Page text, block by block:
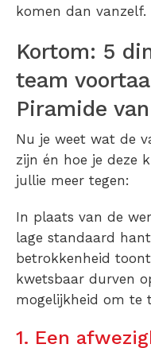
komen dan vanzelf.
Kortom: 5
team
Piramide
Nu je weet wat de
zijn én hoe je deze
jullie meer tegen:
In plaats van de
lage standaard
betrokkenheid
kwetsbaar durven
mogelijkheid om te
1. Een